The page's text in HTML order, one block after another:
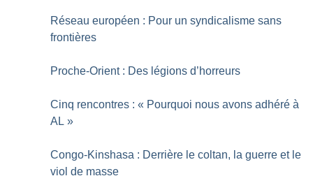
Réseau européen : Pour un syndicalisme sans
frontières
Proche-Orient : Des légions d’horreurs
Cinq rencontres : « Pourquoi nous avons adhéré à
AL »
Congo-Kinshasa : Derrière le coltan, la guerre et le
viol de masse